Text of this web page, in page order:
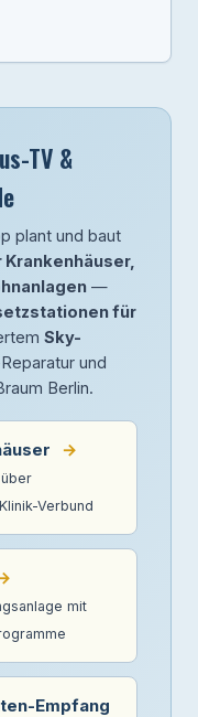
TV &
plant und baut
—
für
Sky-
und
Berlin.
→
Verbund
mit
Empfang